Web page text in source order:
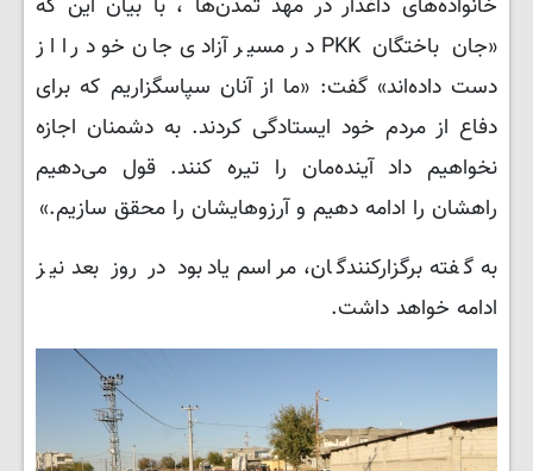
خانواده‌های داغدار در مهد تمدن‌ها ، با بیان این که
«جان باختگان PKK در مسیر آزادی جان خود را از
دست داده‌اند» گفت: «ما از آنان سپاسگزاریم که برای
دفاع از مردم خود ایستادگی کردند. به دشمنان اجازه
نخواهیم داد آینده‌مان را تیره کنند. قول می‌دهیم
راهشان را ادامه دهیم و آرزوهایشان را محقق سازیم.»
به گفته برگزارکنندگان، مراسم یادبود در روز بعد نیز
ادامه خواهد داشت.